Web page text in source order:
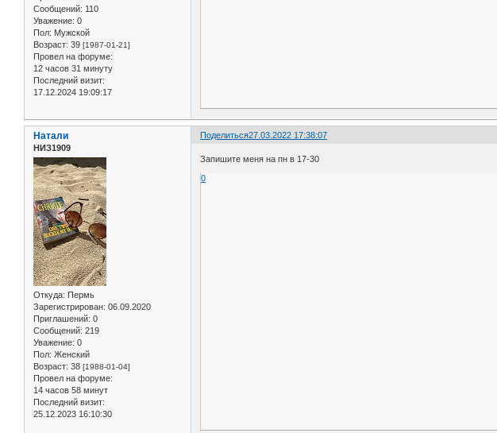
Сообщений: 110
Уважение: 0
Пол: Мужской
Возраст: 39 [1987-01-21]
Провел на форуме:
12 часов 31 минуту
Последний визит:
17.12.2024 19:09:17
Поделиться27.03.2022 17:38:07
Натали
НИЗ1909
Откуда: Пермь
Зарегистрирован: 06.09.2020
Приглашений: 0
Сообщений: 219
Уважение: 0
Пол: Женский
Возраст: 38 [1988-01-04]
Провел на форуме:
14 часов 58 минут
Последний визит:
25.12.2023 16:10:30
Запишите меня на пн в 17-30
0